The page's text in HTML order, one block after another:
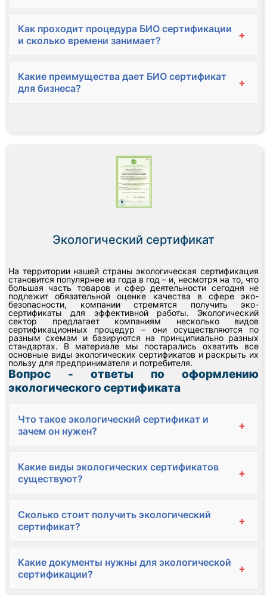
Как проходит процедура БИО сертификации
и сколько времени занимает?
+
Какие преимущества дает БИО сертификат
для бизнеса?
+
Экологический сертификат
На территории нашей страны экологическая сертификация
становится популярнее из года в год – и, несмотря на то, что
большая часть товаров и сфер деятельности сегодня не
подлежит обязательной оценке качества в сфере эко-
безопасности, компании стремятся получить эко-
сертификаты для эффективной работы. Экологический
сектор предлагает компаниям несколько видов
сертификационных процедур – они осуществляются по
разным схемам и базируются на принципиально разных
стандартах. В материале мы постарались охватить все
основные виды экологических сертификатов и раскрыть их
пользу для предпринимателя и потребителя.
Вопрос - ответы по оформлению
экологического сертификата
Что такое экологический сертификат и
зачем он нужен?
+
Какие виды экологических сертификатов
существуют?
+
Сколько стоит получить экологический
сертификат?
+
Какие документы нужны для экологической
сертификации?
+